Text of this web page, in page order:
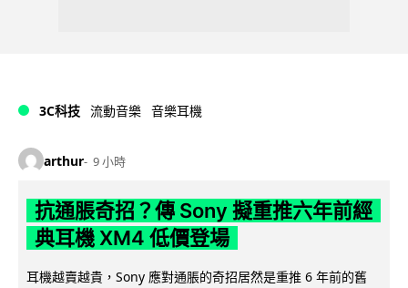
3C科技 流動音樂 音樂耳機
arthur 9 小時
抗通脹奇招？傳 Sony 擬重推六年前經
典耳機 XM4 低價登場
耳機越賣越貴，Sony 應對通脹的奇招居然是重推 6 年前的舊